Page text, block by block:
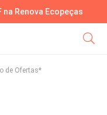
na Renova Ecopeças
de Ofertas*